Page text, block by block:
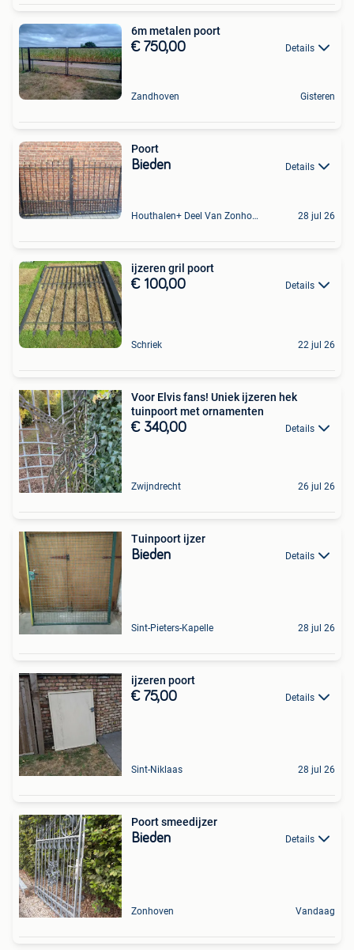
6m metalen poort
€ 750,00 Details
Zandhoven Gisteren
Poort
Bieden Details
Houthalen+ Deel Van Zonhoven En Zolder 28 jul 26
ijzeren gril poort
€ 100,00 Details
Schriek 22 jul 26
Voor Elvis fans! Uniek ijzeren hek
tuinpoort met ornamenten
€ 340,00 Details
Zwijndrecht 26 jul 26
Tuinpoort ijzer
Bieden Details
Sint-Pieters-Kapelle 28 jul 26
ijzeren poort
€ 75,00 Details
Sint-Niklaas 28 jul 26
Poort smeedijzer
Bieden Details
Zonhoven Vandaag